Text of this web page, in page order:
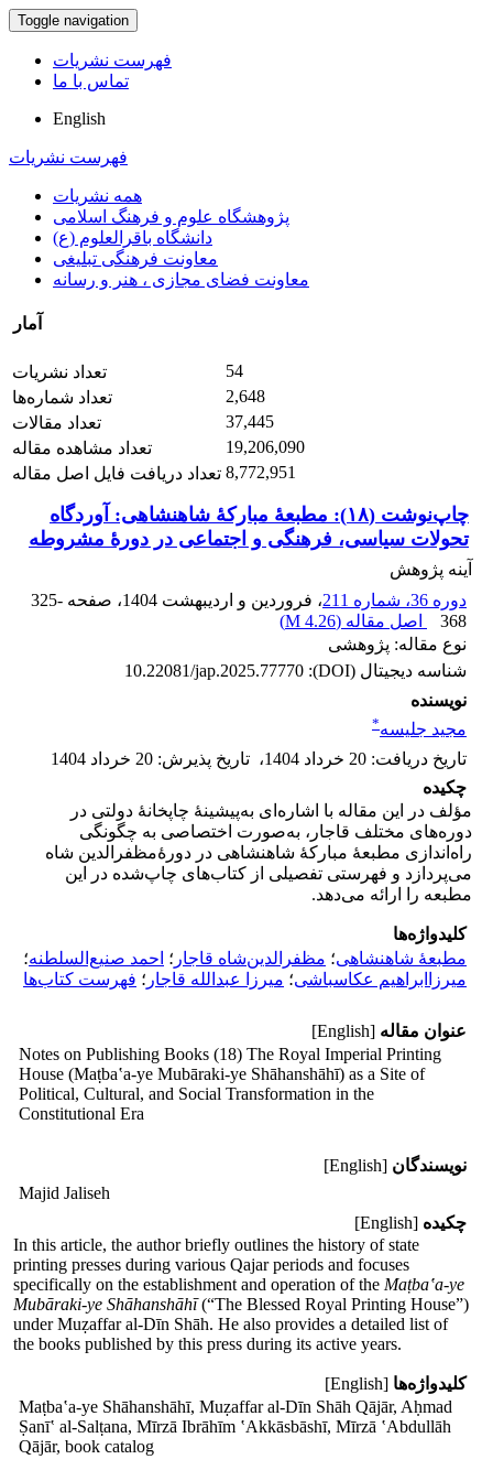
Toggle navigation
فهرست نشریات
تماس با ما
English
فهرست نشریات
همه نشریات
پژوهشگاه علوم و فرهنگ اسلامی
دانشگاه باقرالعلوم (ع)
معاونت فرهنگی تبلیغی
معاونت فضای مجازی ، هنر و رسانه
آمار
تعداد نشریات
54
تعداد شماره‌ها
2,648
تعداد مقالات
37,445
تعداد مشاهده مقاله
19,206,090
تعداد دریافت فایل اصل مقاله 8,772,951
چاپ‌نوشت (۱۸): مطبعۀ مبارکۀ شاهنشاهی: آوردگاه
تحولات سیاسی، فرهنگی و اجتماعی در دورۀ مشروطه
آینه پژوهش
دوره 36، شماره 211
، فروردین و اردیبهشت 1404 ، صفحه 325-
368
اصل مقاله (4.26 M
)
نوع مقاله: پژوهشی
شناسه دیجیتال (DOI):
10.22081/jap.2025.77770
نویسنده
مجید جلیسه*
تاریخ دریافت: 20 خرداد 1404 ، تاریخ پذیرش: 20 خرداد 1404
چکیده
مؤلف در این مقاله با اشاره‌ای به‌پیشینۀ چاپخانۀ دولتی در
دوره‌های مختلف قاجار، به‌صورت اختصاصی به‌ چگونگی
راه‌اندازی مطبعۀ مبارکۀ شاهنشاهی در دورۀ‌مظفرالدین شاه
می‌پردازد و فهرستی تفصیلی از کتاب‌های چاپ‌شده در این
مطبعه را ارائه می‌دهد.
کلیدواژه‌ها
مطبعۀ شاهنشاهی؛ مظفرالدین‌شاه قاجار ؛ احمد صنیع‌السلطنه؛
میرزا‌ابراهیم عکاسباشی؛ میرزا عبدالله قاجار ؛ فهرست کتاب‌ها
عنوان مقاله [English]
Notes on Publishing Books (18) The Royal Imperial Printing
House (Maṭba‛a-ye Mubāraki-ye Shāhanshāhī) as a Site of
Political, Cultural, and Social Transformation in the
Constitutional Era
نویسندگان [English]
Majid Jaliseh
چکیده [English]
In this article, the author briefly outlines the history of state
printing presses during various Qajar periods and focuses
specifically on the establishment and operation of the Maṭba‛a-ye
Mubāraki-ye Shāhanshāhī(“The Blessed Royal Printing House”)
under Muẓaffar al-Dīn Shāh. He also provides a detailed list of
the books published by this press during its active years.
کلیدواژه‌ها [English]
Maṭba‛a-ye Shāhanshāhī, Muẓaffar al-Dīn Shāh Qājār, Aḥmad
Ṣanī‛ al-Salṭana, Mīrzā Ibrāhīm ‛Akkāsbāshī, Mīrzā ‛Abdullāh
Qājār, book catalog